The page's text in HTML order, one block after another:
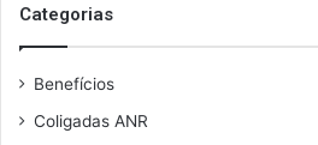
s
e
n
Categorias
Benefícios
Coligadas ANR